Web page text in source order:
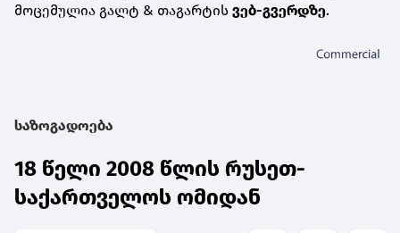
მოცემულია გალტ & თაგარტის ვებ-გვერდზე.
საზოგადოება
18 წელი 2008 წლის რუსეთ-
საქართველოს ომიდან